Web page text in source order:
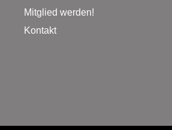
Mitglied werden!
Kontakt